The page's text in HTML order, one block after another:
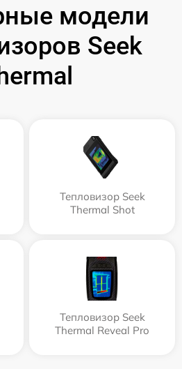
модели
Seek
Тепловизор Seek
Thermal Shot
Тепловизор Seek
Thermal Reveal Pro